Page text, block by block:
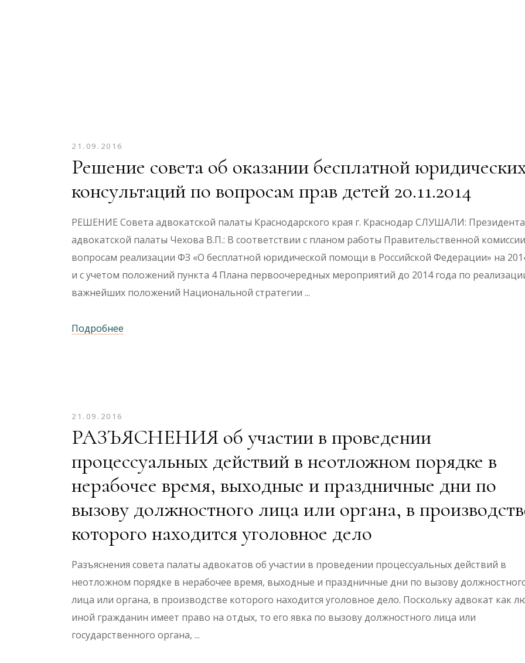
21.09.2016
Решение совета об оказании бесплатной
консультаций по вопросам прав детей 20.11.2014
РЕШЕНИЕ Совета адвокатской палаты Краснодарского края г. Краснодар СЛУШАЛИ: Президента
адвокатской палаты Чехова В.П.: В соответствии с планом работы Правительственной
вопросам реализации ФЗ «О бесплатной юридической помощи в Российской Федерации» на
и с учетом положений пункта 4 Плана первоочередных мероприятий до 2014 года по
важнейших положений Национальной стратегии
Подробнее
21.09.2016
РАЗЪЯСНЕНИЯ об участии в проведении
процессуальных действий в неотложном порядке в
нерабочее время, выходные и праздничные дни по
вызову должностного лица или органа, в
которого находится уголовное дело
Разъяснения совета палаты адвокатов об участии в проведении процессуальных действий в
неотложном порядке в нерабочее время, выходные и праздничные дни по вызову
лица или органа, в производстве которого находится уголовное дело. Поскольку адвокат как
иной гражданин имеет право на отдых, то его явка по вызову должностного лица или
государственного органа,